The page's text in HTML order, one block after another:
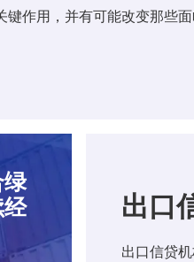
作用，并有可能改变那些
出口
出口信贷